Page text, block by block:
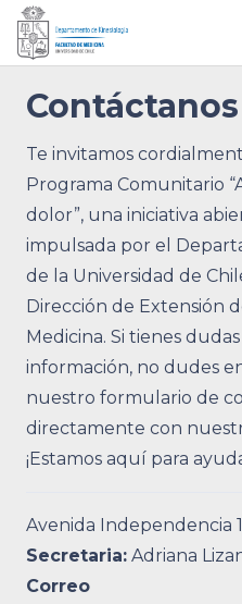
Contáctanos
Te invitamos
Programa Comunitario
dolor”, una iniciativa
impulsada por el
de la Universidad de
Dirección de Extensión
Medicina. Si tienes
información, no dudes
nuestro formulario de
directamente con
¡Estamos aquí para
Avenida Independencia
Secretaria: Adriana
Correo